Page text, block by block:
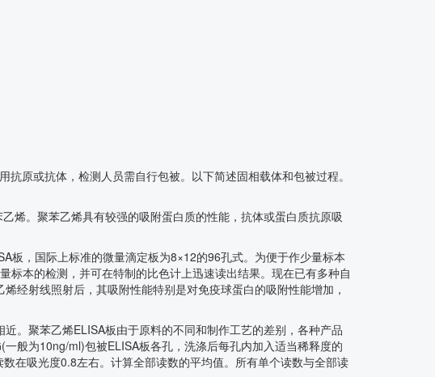
原或抗体，检测人员需自行包被。以下简述固相载体和包被过程。
烯。聚苯乙烯具有较强的吸附蛋白质的性能，抗体或蛋白质抗原吸
板，国际上标准的微量滴定板为8×12的96孔式。为便于作少量标本
本的检测，并可在特制的比色计上迅速读出结果。现在已有多种自
经射线照射后，其吸附性能特别是对免疫球蛋白的吸附性能增加，
。聚苯乙烯ELISA板由于原料的不同和制作工艺的差别，各种产品
般为10ng/ml)包被ELISA板各孔，洗涤后每孔内加入适当稀释度的
在吸光度0.8左右。计算全部读数的平均值。所有单个读数与全部读